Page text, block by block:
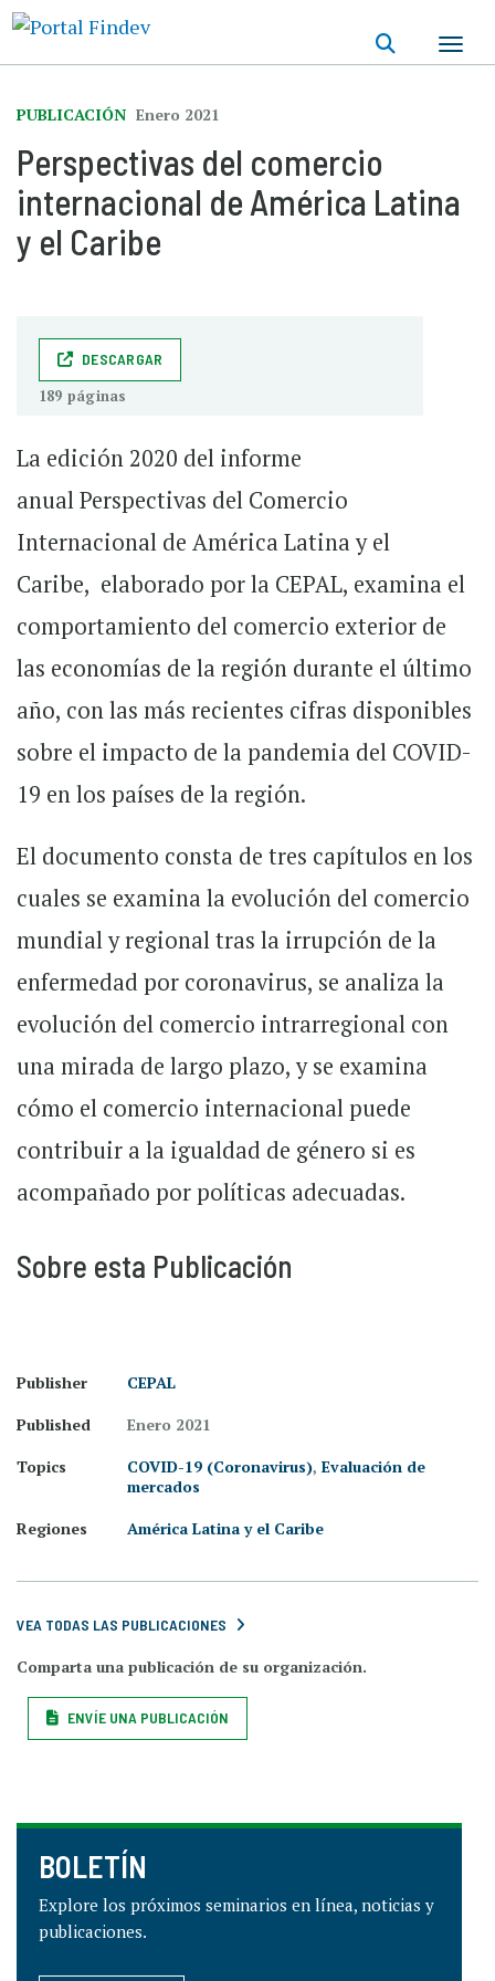
PUBLICACIÓN Enero 2021
Perspectivas del comercio
internacional de América Latina
y el Caribe
DESCARGAR
189 páginas
La edición 2020 del informe
anual Perspectivas del Comercio
Internacional de América Latina y el
Caribe, elaborado por la CEPAL, examina el
comportamiento del comercio exterior de
las economías de la región durante el último
año, con las más recientes cifras disponibles
sobre el impacto de la pandemia del COVID-
19 en los países de la región.
El documento consta de tres capítulos en los
cuales se examina la evolución del comercio
mundial y regional tras la irrupción de la
enfermedad por coronavirus, se analiza la
evolución del comercio intrarregional con
una mirada de largo plazo, y se examina
cómo el comercio internacional puede
contribuir a la igualdad de género si es
acompañado por políticas adecuadas.
Sobre esta Publicación
Publisher
CEPAL
Published
Enero 2021
Topics
COVID-19 (Coronavirus), Evaluación de
mercados
Regiones
América Latina y el Caribe
VEA TODAS LAS PUBLICACIONES
Comparta una publicación de su organización.
ENVÍE UNA PUBLICACIÓN
BOLETÍN
Explore los próximos seminarios en línea, noticias y
publicaciones.